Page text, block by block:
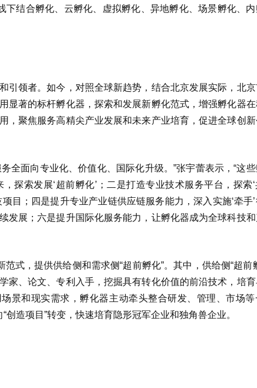
结合孵化、云孵化、虚拟孵化、异地孵化、场景孵化、
引领者。如今，对照全球新趋势，结合北京发展实际，北
显著的标杆孵化器，探索和发展新孵化范式，增强孵化器
，聚焦服务高精尖产业发展和未来产业培育，促进全球创
全面向专业化、价值化、国际化升级。”张宇蕾表示，“这
探索发展‘超前孵化’；二是打造专业技术服务平台，探索
目；四是提升专业产业链供应链服务能力，深入实施‘牵手
发展；六是提升国际化服务能力，让孵化器成为全球科技
式，提供供给侧和需求侧“超前孵化”。其中，供给侧“超前
家、论文、专利入手，挖掘具有转化价值的前沿技术，培
景和现实需求，孵化器主动牵头整合研发、管理、市场
造项目”转变，快速培育隐形冠军企业和独角兽企业。